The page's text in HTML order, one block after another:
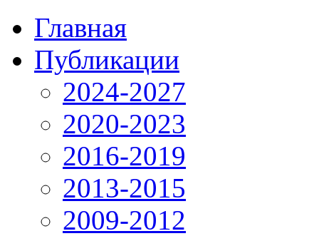
Главная
Публикации
2024-2027
2020-2023
2016-2019
2013-2015
2009-2012